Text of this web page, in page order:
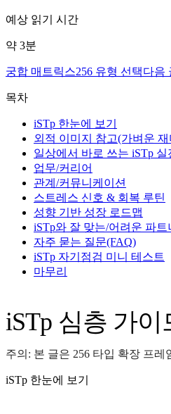
예상 읽기 시간
약 3분
궁합 매트릭스256 유형 선택다음
목차
iSTp 한눈에 보기
외적 이미지 참고(가벼운
일상에서 바로 쓰는 iSTp 실
업무/커리어
관계/커뮤니케이션
스트레스 신호 & 회복 루틴
성향 기반 성장 로드맵
iSTp와 잘 맞는/어려운 파
자주 묻는 질문(FAQ)
iSTp 자기점검 미니 테스트
마무리
iSTp 심층 가
주의: 본 글은 256 타입 확장 프
iSTp 한눈에 보기